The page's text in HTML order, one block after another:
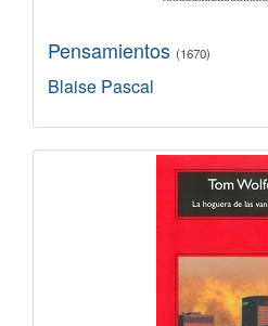
Pensamientos (1670)
Blaise Pascal